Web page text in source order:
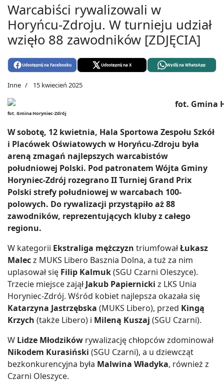
Warcabiści rywalizowali w
Horyńcu-Zdroju. W turnieju udział
wzięło 88 zawodników [ZDJĘCIA]
Udostępnij na Facebooku Udostępnij na X Wyślij na WhatsApp
Inne 15 kwiecień 2025
fot. Gmina Horyniec-Zdrój
W sobotę, 12 kwietnia, Hala Sportowa Zespołu Szkół
i Placówek Oświatowych w Horyńcu-Zdroju była
areną zmagań najlepszych warcabistów
południowej Polski. Pod patronatem Wójta Gminy
Horyniec-Zdrój rozegrano II Turniej Grand Prix
Polski strefy południowej w warcabach 100-
polowych. Do rywalizacji przystąpiło aż 88
zawodników, reprezentujących kluby z całego
regionu.
W kategorii Ekstraliga mężczyzn triumfowałŁukasz
Malecz MUKS Libero Basznia Dolna, a tuż za nim
uplasował się Filip Kalmuk(SGU Czarni Oleszyce).
Trzecie miejsce zajął Jakub Papiernicki z LKS Unia
Horyniec-Zdrój. Wśród kobiet najlepsza okazała się
Katarzyna Jastrzębska (MUKS Libero), przed Kingą
Krzych (także Libero) i Mileną Kuszaj (SGU Czarni).
W Lidze Młodzików rywalizację chłopców zdominował
Nikodem Kurasiński (SGU Czarni), a u dziewcząt
bezkonkurencyjna była Malwina Władyka, również z
Czarni Oleszyce.